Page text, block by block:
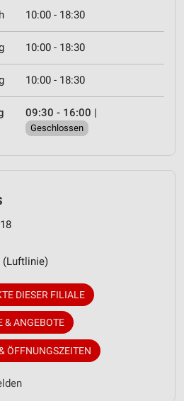
10:00 - 18:30
10:00 - 18:30
10:00 - 18:30
09:30 - 16:00 |
Geschlossen
(Luftlinie)
DIESER FILIALE
& ANGEBOTE
ÖFFNUNGSZEITEN